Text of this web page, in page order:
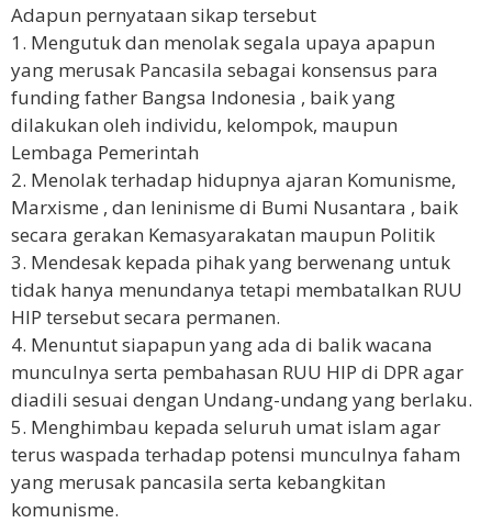
Adapun pernyataan sikap tersebut
1. Mengutuk dan menolak segala upaya apapun
yang merusak Pancasila sebagai konsensus para
funding father Bangsa Indonesia , baik yang
dilakukan oleh individu, kelompok, maupun
Lembaga Pemerintah
2. Menolak terhadap hidupnya ajaran Komunisme,
Marxisme , dan leninisme di Bumi Nusantara , baik
secara gerakan Kemasyarakatan maupun Politik
3. Mendesak kepada pihak yang berwenang untuk
tidak hanya menundanya tetapi membatalkan RUU
HIP tersebut secara permanen.
4. Menuntut siapapun yang ada di balik wacana
munculnya serta pembahasan RUU HIP di DPR agar
diadili sesuai dengan Undang-undang yang berlaku.
5. Menghimbau kepada seluruh umat islam agar
terus waspada terhadap potensi munculnya faham
yang merusak pancasila serta kebangkitan
komunisme.